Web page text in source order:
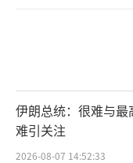
伊朗总统：很难与
难引关注
2026-08-07 14:52:33